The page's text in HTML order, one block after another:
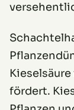
fördert.